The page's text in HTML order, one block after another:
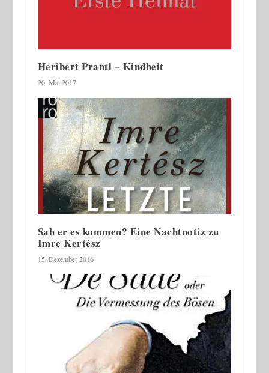
Heribert Prantl – Kindheit
20. Mai 2017
Sah er es kommen? Eine Nachtnotiz zu
Imre Kertész
15. Dezember 2016